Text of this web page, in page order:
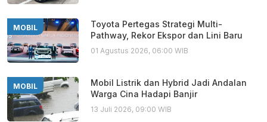
MOBIL
Toyota Pertegas Strategi Multi-
Pathway, Rekor Ekspor dan Lini Baru
01 Agustus 2026, 06:00 WIB
MOBIL
Mobil Listrik dan Hybrid Jadi Andalan
Warga Cina Hadapi Banjir
13 Juli 2026, 09:00 WIB